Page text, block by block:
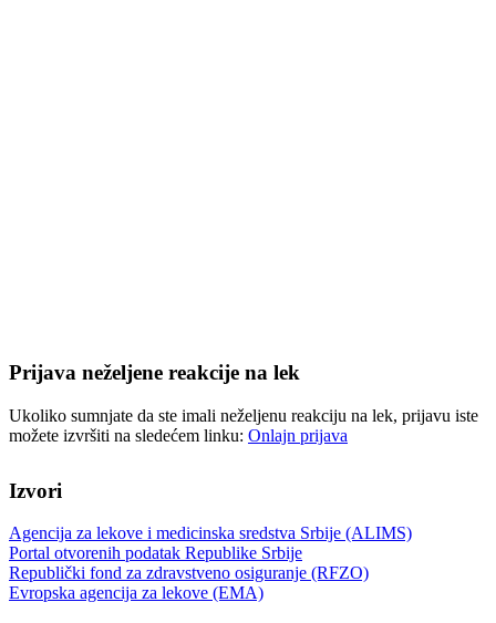
Prijava neželjene reakcije na lek
Ukoliko sumnjate da ste imali neželjenu reakciju na lek, prijavu iste
možete izvršiti na sledećem linku: Onlajn prijava
Izvori
Agencija za lekove i medicinska sredstva Srbije (ALIMS)
Portal otvorenih podatak Republike Srbije
Republički fond za zdravstveno osiguranje (RFZO)
Evropska agencija za lekove (EMA)